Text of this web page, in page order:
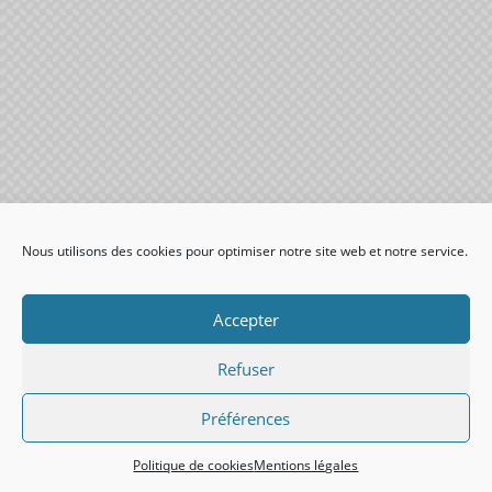
Nous utilisons des cookies pour optimiser notre site web et notre service.
Accepter
Refuser
Préférences
Politique de cookiesMentions légales